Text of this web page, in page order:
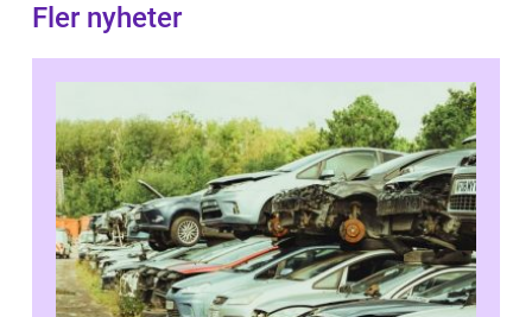
Fler nyheter